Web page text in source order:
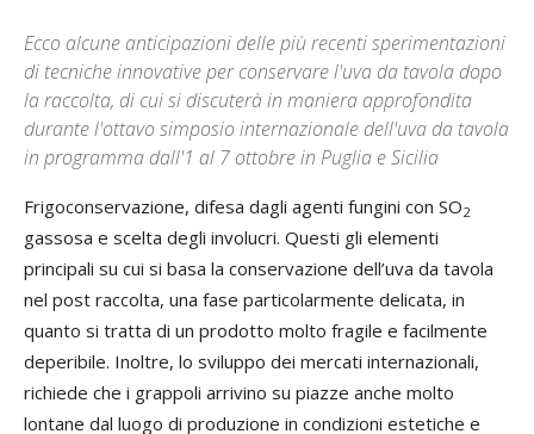
Ecco alcune anticipazioni delle più recenti sperimentazioni
di tecniche innovative per conservare l'uva da tavola dopo
la raccolta, di cui si discuterà in maniera approfondita
durante l'ottavo simposio internazionale dell'uva da tavola
in programma dall'1 al 7 ottobre in Puglia e Sicilia
Frigoconservazione, difesa dagli agenti fungini con SO2
gassosa e scelta degli involucri. Questi gli elementi
principali su cui si basa la conservazione dell’uva da tavola
nel post raccolta, una fase particolarmente delicata, in
quanto si tratta di un prodotto molto fragile e facilmente
deperibile. Inoltre, lo sviluppo dei mercati internazionali,
richiede che i grappoli arrivino su piazze anche molto
lontane dal luogo di produzione in condizioni estetiche e